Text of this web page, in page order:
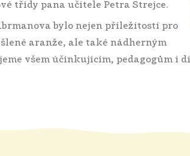
třídy pana učitele Petra Strejce.
bylo nejen příležitostí pro
aranže, ale také nádherným
všem účinkujícím, pedagogům i